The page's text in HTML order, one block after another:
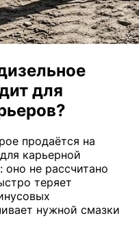
для
продаётся на
карьерной
не рассчитано
теряет
нужной смазки